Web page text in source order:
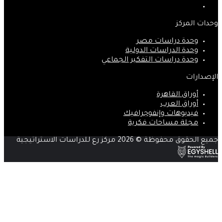
وحدات المركز
وحدة دراسات مصر
وحدة الدراسات الدولية
وحدة دراسات التفكير الجماعي
الإصدارات
أوراق القاهرة
أوراق العرب
فيديوهات وإنفوجرافيك
مجلة مساحات فكرية
جميع الحقوق محفوظة © 2026 مركز رع للدراسات الاستراتيجية